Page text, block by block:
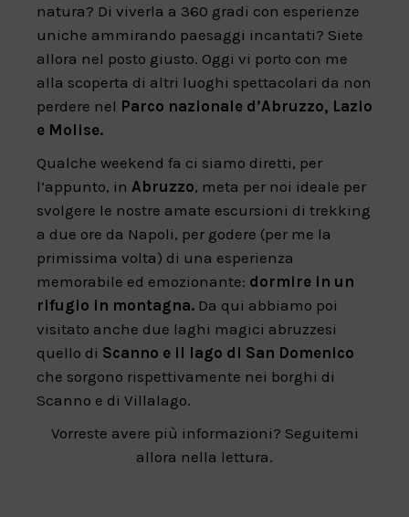
natura? Di viverla a 360 gradi con esperienze
uniche ammirando paesaggi incantati? Siete
allora nel posto giusto. Oggi vi porto con me
alla scoperta di altri luoghi spettacolari da non
perdere nel Parco nazionale d’Abruzzo, Lazio
e Molise.
Qualche weekend fa ci siamo diretti, per
l’appunto, in Abruzzo, meta per noi ideale per
svolgere le nostre amate escursioni di trekking
a due ore da Napoli, per godere (per me la
primissima volta) di una esperienza
memorabile ed emozionante: dormire in un
rifugio in montagna. Da qui abbiamo poi
visitato anche due laghi magici abruzzesi
quello di Scanno e il lago di San Domenico
che sorgono rispettivamente nei borghi di
Scanno e di Villalago.
Vorreste avere più informazioni? Seguitemi
allora nella lettura.